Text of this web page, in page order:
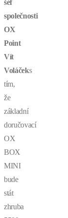
šéf
společnosti
OX
Point
Vít
Voláčeks
tím,
že
základní
doručovací
OX
BOX
MINI
bude
stát
zhruba